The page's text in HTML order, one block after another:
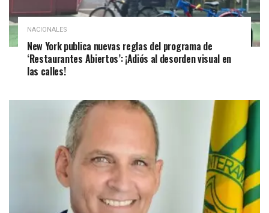
NACIONALES
New York publica nuevas reglas del programa de
‘Restaurantes Abiertos’: ¡Adiós al desorden visual en
las calles!